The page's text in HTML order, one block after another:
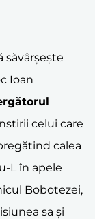
săvârșește
Ioan
celui care
calea
L în apele
Bobotezei,
sa și